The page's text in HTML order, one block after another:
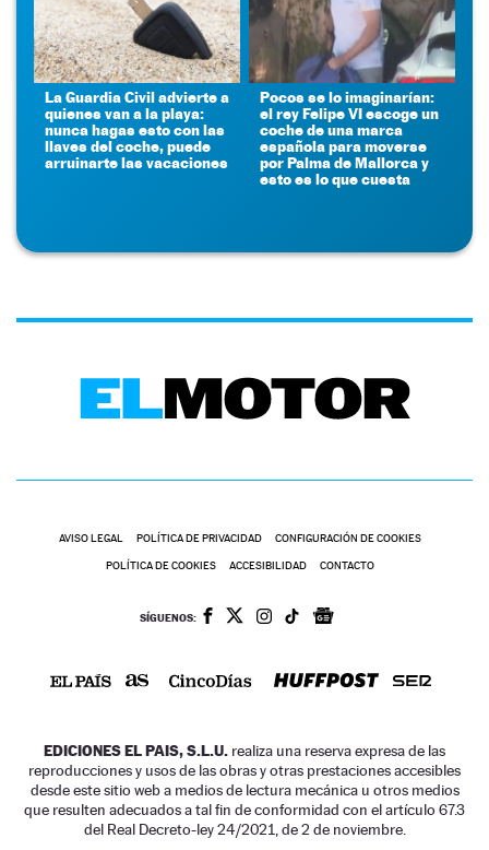
La Guardia Civil advierte a
quienes van a la playa:
nunca hagas esto con las
llaves del coche, puede
arruinarte las vacaciones
Pocos se lo imaginarían:
el rey Felipe VI escoge un
coche de una marca
española para moverse
por Palma de Mallorca y
esto es lo que cuesta
AVISO LEGAL POLÍTICA DE PRIVACIDAD CONFIGURACIÓN DE COOKIES
POLÍTICA DE COOKIES ACCESIBILIDAD CONTACTO
SÍGUENOS:
EDICIONES EL PAIS, S.L.U. realiza una reserva expresa de las
reproducciones y usos de las obras y otras prestaciones accesibles
desde este sitio web a medios de lectura mecánica u otros medios
que resulten adecuados a tal fin de conformidad con el artículo 67.3
del Real Decreto-ley 24/2021, de 2 de noviembre.